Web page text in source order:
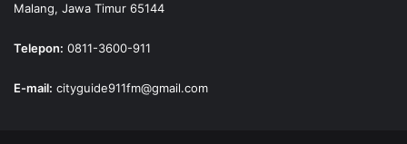
Malang, Jawa Timur 65144
Telepon: 0811-3600-911
E-mail: cityguide911fm@gmail.com